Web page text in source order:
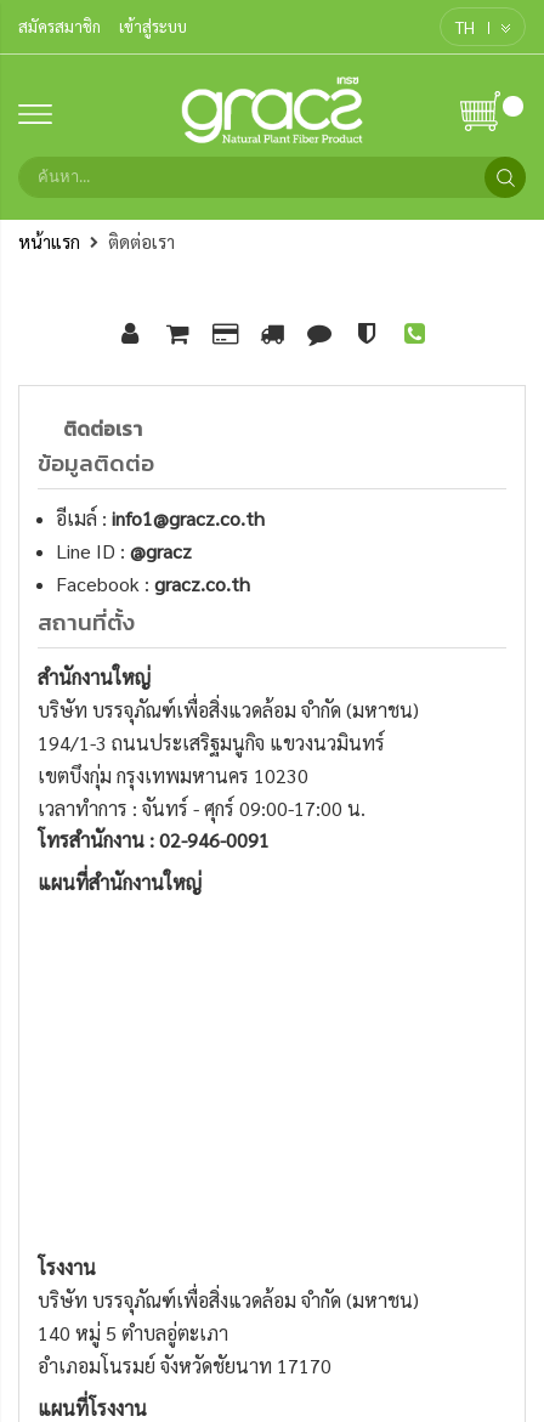
สมัครสมาชิก เข้าสู่ระบบ TH
หน้าแรก ติดต่อเรา
ติดต่อเรา
ข้อมูลติดต่อ
อีเมล์ : info1@gracz.co.th
Line ID : @gracz
Facebook : gracz.co.th
สถานที่ตั้ง
สำนักงานใหญ่
บริษัท บรรจุภัณฑ์เพื่อสิ่งแวดล้อม จำกัด (มหาชน)
194/1-3 ถนนประเสริฐมนูกิจ แขวงนวมินทร์
เขตบึงกุ่ม กรุงเทพมหานคร 10230
เวลาทำการ : จันทร์ - ศุกร์ 09:00-17:00 น.
โทรสำนักงาน : 02-946-0091
แผนที่สำนักงานใหญ่
โรงงาน
บริษัท บรรจุภัณฑ์เพื่อสิ่งแวดล้อม จำกัด (มหาชน)
140 หมู่ 5 ตำบลอู่ตะเภา
อำเภอมโนรมย์ จังหวัดชัยนาท 17170
แผนที่โรงงาน